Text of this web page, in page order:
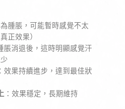
為腫脹，可能暫時感覺不太
正效果）
脹消退後，這時明顯感覺汗
：效果持續進步，達到最佳狀
：效果穩定，長期維持